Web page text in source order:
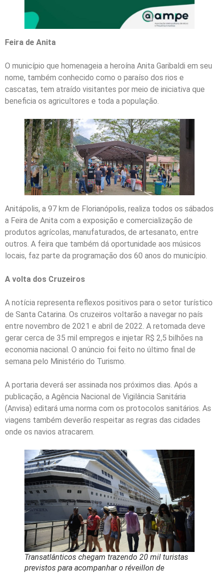
Feira de Anita
O município que homenageia a heroína Anita Garibaldi em seu
nome, também conhecido como o paraíso dos rios e
cascatas, tem atraído visitantes por meio de iniciativa que
beneficia os agricultores e toda a população.
Anitápolis, a 97 km de Florianópolis, realiza todos os sábados
a Feira de Anita com a exposição e comercialização de
produtos agrícolas, manufaturados, de artesanato, entre
outros. A feira que também dá oportunidade aos músicos
locais, faz parte da programação dos 60 anos do município.
A volta dos Cruzeiros
A notícia representa reflexos positivos para o setor turístico
de Santa Catarina. Os cruzeiros voltarão a navegar no país
entre novembro de 2021 e abril de 2022. A retomada deve
gerar cerca de 35 mil empregos e injetar R$ 2,5 bilhões na
economia nacional. O anúncio foi feito no último final de
semana pelo Ministério do Turismo.
A portaria deverá ser assinada nos próximos dias. Após a
publicação, a Agência Nacional de Vigilância Sanitária
(Anvisa) editará uma norma com os protocolos sanitários. As
viagens também deverão respeitar as regras das cidades
onde os navios atracarem.
Transatlânticos chegam trazendo 20 mil turistas
previstos para acompanhar o réveillon de